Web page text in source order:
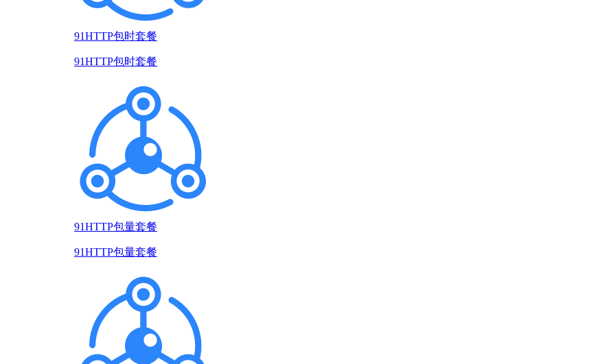
91HTTP包时套餐
91HTTP包时套餐
91HTTP包量套餐
91HTTP包量套餐